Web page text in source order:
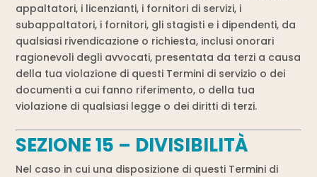
appaltatori, i licenzianti, i fornitori di servizi, i
subappaltatori, i fornitori, gli stagisti e i dipendenti, da
qualsiasi rivendicazione o richiesta, inclusi onorari
ragionevoli degli avvocati, presentata da terzi a causa
della tua violazione di questi Termini di servizio o dei
documenti a cui fanno riferimento, o della tua
violazione di qualsiasi legge o dei diritti di terzi.
SEZIONE 15 – DIVISIBILITÀ
Nel caso in cui una disposizione di questi Termini di